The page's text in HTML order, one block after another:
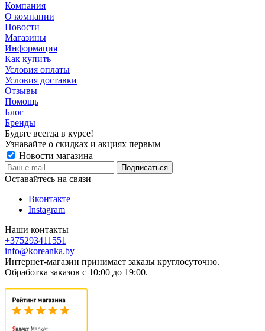
Компания
О компании
Новости
Магазины
Информация
Как купить
Условия оплаты
Условия доставки
Отзывы
Помощь
Блог
Бренды
Будьте всегда в курсе!
Узнавайте о скидках и акциях первым
Новости магазина
Оставайтесь на связи
Вконтакте
Instagram
Наши контакты
+375293411551
info@koreanka.by
Интернет-магазин принимает заказы круглосуточно.
Обработка заказов с 10:00 до 19:00.